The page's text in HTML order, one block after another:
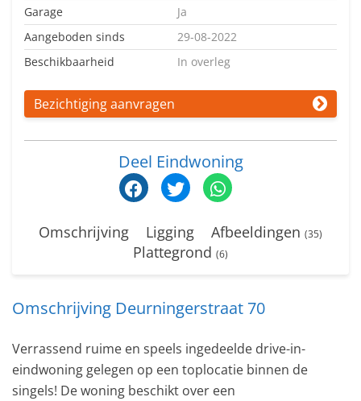
Garage
Ja
Aangeboden sinds
29-08-2022
Beschikbaarheid
In overleg
Bezichtiging aanvragen
Deel Eindwoning
Omschrijving Ligging Afbeeldingen (35)
Plattegrond (6)
Omschrijving Deurningerstraat 70
Verrassend ruime en speels ingedeelde drive-in-
eindwoning gelegen op een toplocatie binnen de
singels! De woning beschikt over een